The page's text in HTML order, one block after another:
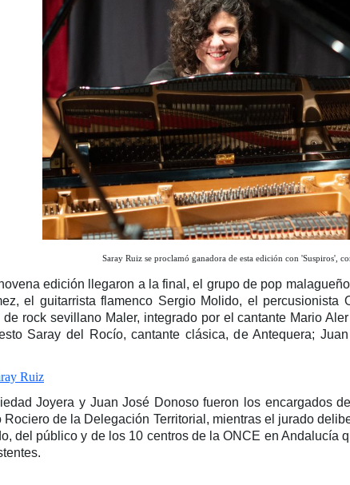
Saray Ruiz se proclamó ganadora de esta edición con 'Suspiros',
edición llegaron a la final, el grupo de pop malagueño
el guitarrista flamenco Sergio Molido, el
rock sevillano Maler, integrado por el cantante Mario
Saray del Rocío, cantante clásica, de Antequera;
Ruiz
Joyera y Juan José Donoso fueron los encargados
de la Delegación Territorial, mientras el jurado
del público y de los 10 centros de la ONCE en